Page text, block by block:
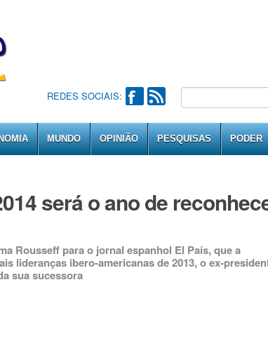
REDES SOCIAIS:
MUNDO OPINIÃO PESQUISAS PODER
será o ano de
Rousseff para o jornal espanhol El País, que a
lideranças ibero-americanas de 2013, o ex-
sua sucessora